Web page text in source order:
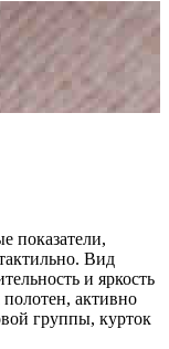
показатели,
Вид
и яркость
активно
группы, курток